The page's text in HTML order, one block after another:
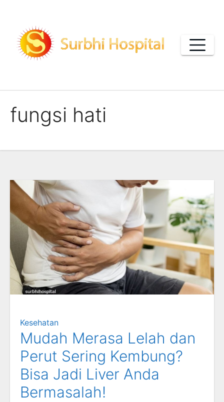
content
fungsi hati
Kesehatan
Mudah Merasa Lelah dan
Perut Sering Kembung?
Bisa Jadi Liver Anda
Bermasalah!